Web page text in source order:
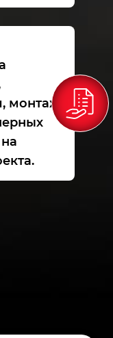
монтаж